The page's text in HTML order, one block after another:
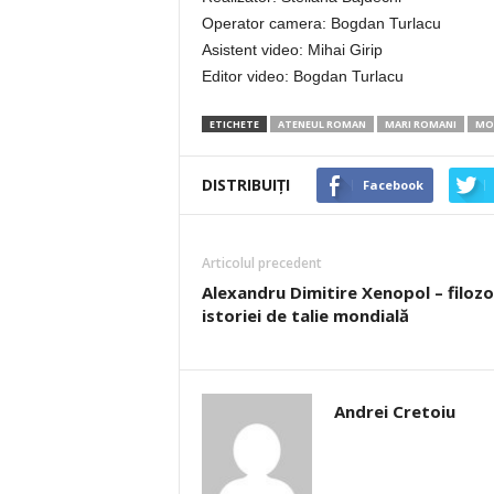
Operator camera: Bogdan Turlacu
Asistent video: Mihai Girip
Editor video: Bogdan Turlacu
ETICHETE ATENEUL ROMAN MARI ROMANI
DISTRIBUIȚI Facebook
Articolul precedent
Alexandru Dimitire Xenopol –
istoriei de talie mondială
Andrei Cretoiu